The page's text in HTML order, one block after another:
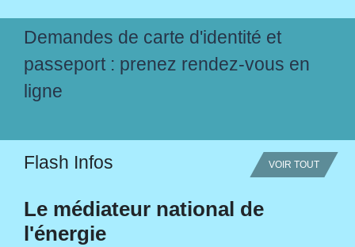
Demandes de carte d'identité et
passeport : prenez rendez-vous en
ligne
Flash Infos VOIR TOUT
Le médiateur national de
l'énergie